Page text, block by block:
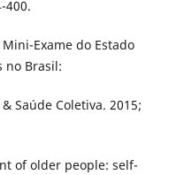
400.
Exame do Estado
no Brasil:
Saúde Coletiva. 2015;
of older people: self-